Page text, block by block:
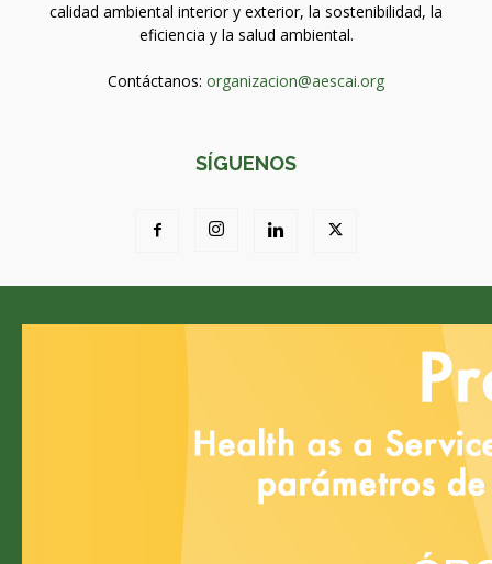
calidad ambiental interior y exterior, la sostenibilidad, la
eficiencia y la salud ambiental.
Contáctanos: organizacion@aescai.org
SÍGUENOS